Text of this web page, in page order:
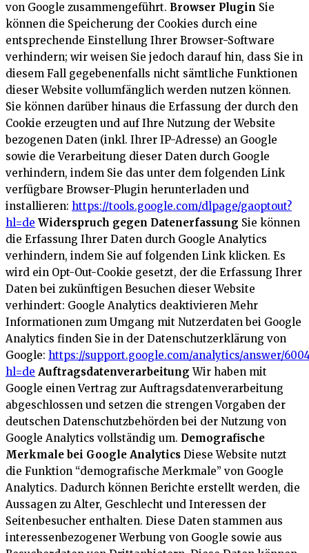
von Google zusammengeführt. Browser Plugin Sie
können die Speicherung der Cookies durch eine
entsprechende Einstellung Ihrer Browser-Software
verhindern; wir weisen Sie jedoch darauf hin, dass Sie in
diesem Fall gegebenenfalls nicht sämtliche Funktionen
dieser Website vollumfänglich werden nutzen können.
Sie können darüber hinaus die Erfassung der durch den
Cookie erzeugten und auf Ihre Nutzung der Website
bezogenen Daten (inkl. Ihrer IP-Adresse) an Google
sowie die Verarbeitung dieser Daten durch Google
verhindern, indem Sie das unter dem folgenden Link
verfügbare Browser-Plugin herunterladen und
installieren: https://tools.google.com/dlpage/gaoptout?
hl=de Widerspruch gegen Datenerfassung Sie können
die Erfassung Ihrer Daten durch Google Analytics
verhindern, indem Sie auf folgenden Link klicken. Es
wird ein Opt-Out-Cookie gesetzt, der die Erfassung Ihrer
Daten bei zukünftigen Besuchen dieser Website
verhindert: Google Analytics deaktivieren Mehr
Informationen zum Umgang mit Nutzerdaten bei Google
Analytics finden Sie in der Datenschutzerklärung von
Google: https://support.google.com/analytics/answer/
hl=de Auftragsdatenverarbeitung Wir haben mit
Google einen Vertrag zur Auftragsdatenverarbeitung
abgeschlossen und setzen die strengen Vorgaben der
deutschen Datenschutzbehörden bei der Nutzung von
Google Analytics vollständig um. Demografische
Merkmale bei Google Analytics Diese Website nutzt
die Funktion “demografische Merkmale” von Google
Analytics. Dadurch können Berichte erstellt werden, die
Aussagen zu Alter, Geschlecht und Interessen der
Seitenbesucher enthalten. Diese Daten stammen aus
interessenbezogener Werbung von Google sowie aus